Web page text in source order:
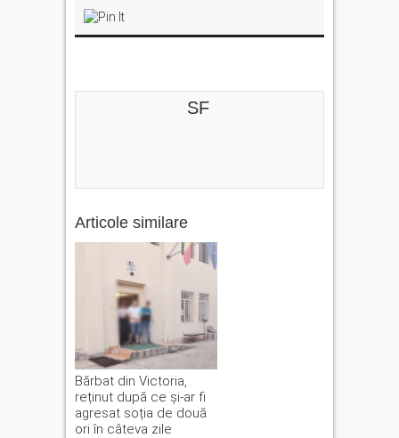
SF
Articole similare
Bărbat din Victoria,
reținut după ce și-ar fi
agresat soția de două
ori în câteva zile